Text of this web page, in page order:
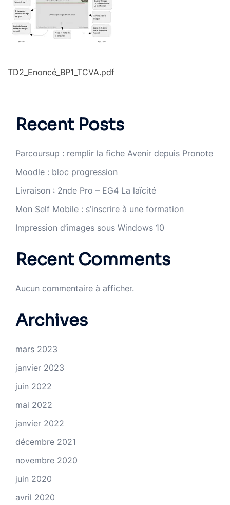
TD2_Enoncé_BP1_TCVA.pdf
Recent Posts
Parcoursup : remplir la fiche Avenir depuis Pronote
Moodle : bloc progression
Livraison : 2nde Pro – EG4 La laïcité
Mon Self Mobile : s’inscrire à une formation
Impression d’images sous Windows 10
Recent Comments
Aucun commentaire à afficher.
Archives
mars 2023
janvier 2023
juin 2022
mai 2022
janvier 2022
décembre 2021
novembre 2020
juin 2020
avril 2020